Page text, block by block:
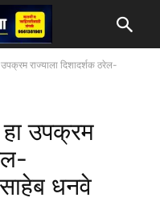
राज्याला दिशादर्शक ठरेल-
हा उपक्रम
धनवे